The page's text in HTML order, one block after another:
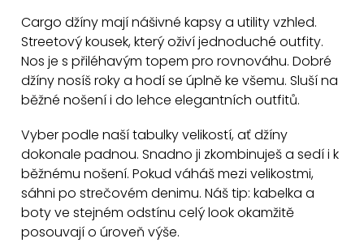
l
á
d
a
í
p
r
v
k
Cargo džíny mají nášivné kapsy a utility vzhled.
Streetový kousek, který oživí jednoduché outfity.
Nos je s přiléhavým topem pro rovnováhu. Dobré
džíny nosíš roky a hodí se úplně ke všemu. Sluší na
běžné nošení i do lehce elegantních outfitů.
Vyber podle naší tabulky velikostí, ať džíny
dokonale padnou. Snadno ji zkombinuješ a sedí i k
běžnému nošení. Pokud váháš mezi velikostmi,
sáhni po strečovém denimu. Náš tip: kabelka a
boty ve stejném odstínu celý look okamžitě
posouvají o úroveň výše.